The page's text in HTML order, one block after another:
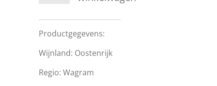
Productgegevens:
Wijnland: Oostenrijk
Regio: Wagram